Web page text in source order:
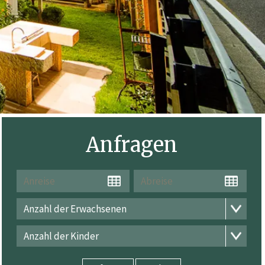
Anfragen
Anzahl der Erwachsenen
Anzahl der Kinder